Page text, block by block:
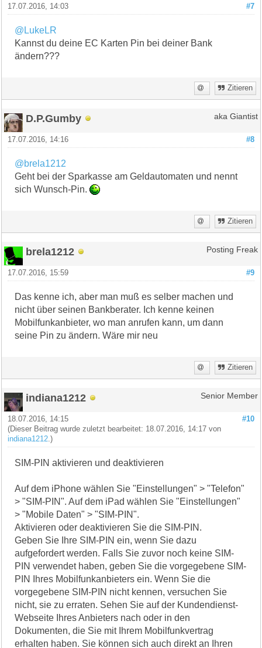
#7
17.07.2016, 14:03
@LukeLR
Kannst du deine EC Karten Pin bei deiner Bank
ändern???
Zitieren
D.P.Gumby aka Giantist
#8
17.07.2016, 14:16
@brela1212
Geht bei der Sparkasse am Geldautomaten und nennt
sich Wunsch-Pin.
Zitieren
brela1212 Posting Freak
#9
17.07.2016, 15:59
Das kenne ich, aber man muß es selber machen und
nicht über seinen Bankberater. Ich kenne keinen
Mobilfunkanbieter, wo man anrufen kann, um dann
seine Pin zu ändern. Wäre mir neu
Zitieren
indiana1212 Senior Member
#10
18.07.2016, 14:15
(Dieser Beitrag wurde zuletzt bearbeitet: 18.07.2016, 14:17 von
indiana1212 .)
SIM-PIN aktivieren und deaktivieren
Auf dem iPhone wählen Sie "Einstellungen" > "Telefon"
> "SIM-PIN". Auf dem iPad wählen Sie "Einstellungen"
> "Mobile Daten" > "SIM-PIN".
Aktivieren oder deaktivieren Sie die SIM-PIN.
Geben Sie Ihre SIM-PIN ein, wenn Sie dazu
aufgefordert werden. Falls Sie zuvor noch keine SIM-
PIN verwendet haben, geben Sie die vorgegebene SIM-
PIN Ihres Mobilfunkanbieters ein. Wenn Sie die
vorgegebene SIM-PIN nicht kennen, versuchen Sie
nicht, sie zu erraten. Sehen Sie auf der Kundendienst-
Webseite Ihres Anbieters nach oder in den
Dokumenten, die Sie mit Ihrem Mobilfunkvertrag
erhalten haben. Sie können sich auch direkt an Ihren